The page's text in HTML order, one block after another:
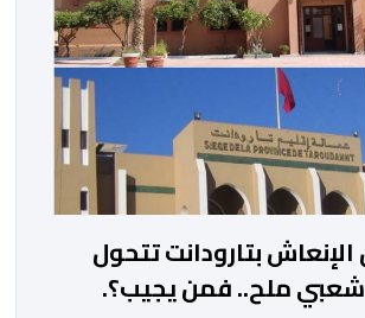
بتارودانت تتحول
ملح.. فمن يجيب؟.